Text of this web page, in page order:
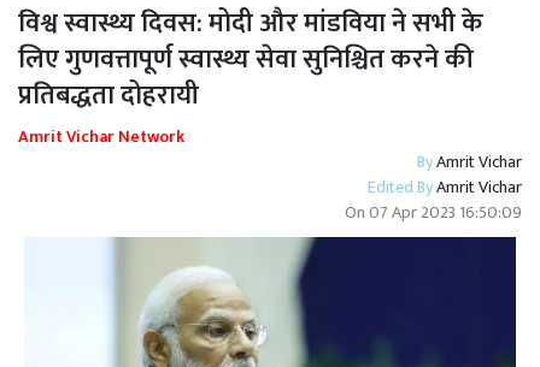
विश्व स्वास्थ्य दिवस: मोदी और मांडविया ने सभी के
लिए गुणवत्तापूर्ण स्वास्थ्य सेवा सुनिश्चित करने की
प्रतिबद्धता दोहरायी
Amrit Vichar Network
ByAmrit Vichar
Edited ByAmrit Vichar
On07 Apr 2023 16:50:09